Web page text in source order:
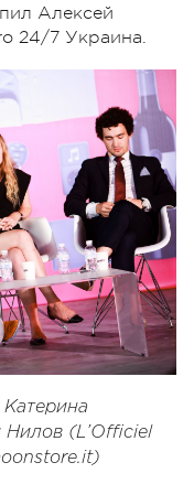
Алексей
24/7 Украина.
Нилов (L’Officiel